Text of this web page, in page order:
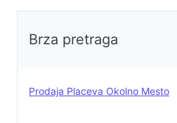
Brza pretraga
Prodaja Placeva Okolno Mesto